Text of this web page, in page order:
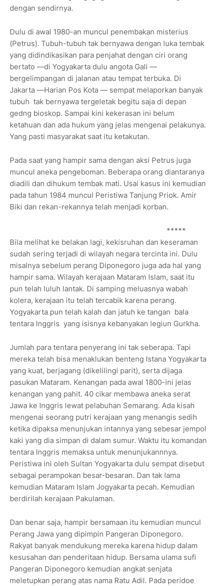
dengan sendirnya.
Dulu di awal 1980-an muncul penembakan misterius
(Petrus). Tubuh-tubuh tak bernyawa dengan luka tembak
yang didindikasikan para penjahat dengan ciri orang
bertato —di Yogyakarta dulu angota Gali —
bergelimpangan di jalanan atau tempat terbuka. Di
Jakarta —Harian Pos Kota — sempat melaporkan banyak
tubuh tak bernyawa tergeletak begitu saja di depan
gedng bioskop. Sampai kini kekerasan ini belum
ketahuan dan ada hukum yang jelas mengenai pelakunya.
Yang pasti masyarakat saat itu ketakutan.
Pada saat yang hampir sama dengan aksi Petrus juga
muncul aneka pengeboman. Beberapa orang diantaranya
diadili dan dihukum tembak mati. Usai kasus ini kemudian
pada tahun 1984 muncul Peristiwa Tanjung Priok. Amir
Biki dan rekan-rekannya telah menjadi korban.
*****
Bila melihat ke belakan lagi, kekisruhan dan keseraman
sudah sering terjadi di wilayah negara tercinta ini. Dulu
misalnya sebelum perang Diponegoro juga ada hal yang
hampir sama. Wilayah kerajaan Mataram Islam, saat itu
pun telah luluh lantak. Di samping meluasnya wabah
kolera, kerajaan itu telah tercabik karena perang.
Yogyakarta pun telah kalah dan jatuh ke tangan bala
tentara Inggris yang isisnya kebanyakan legiun Gurkha.
Jumlah para tentara penyerang ini tak seberapa. Tapi
mereka telah bisa menaklukan benteng Istana Yogyakarta
yang kuat, berjagang (dikelilingi parit), serta dijaga
pasukan Mataram. Kenangan pada awal 1800-ini jelas
kenangan yang pahit. 40 cikar membawa aneka serat
Jawa ke Inggris lewat pelabuhan Semarang. Ada kisah
mengenai seorang putri kerajaan yang menangis sedih
ketika dipaksa menunjukan intannya yang sebesar jempol
kaki yang dia simpan di dalam sumur. Waktu itu komandan
tentara Inggris memaksa untuk menunjukannnya.
Peristiwa ini oleh Sultan Yogyakarta dulu sempat disebut
sebagai perampokan besar-besaran. Dan tak lama
kemudian Mataram Islam Jogyakarta pecah. Kemudian
berdirilah kerajaan Pakulaman.
Dan benar saja, hampir bersamaan itu kemudian muncul
Perang Jawa yang dipimpin Pangeran Diponegoro.
Rakyat banyak mendukung mereka karena hidup dalam
kesusahan dan penderitaan hidup. Bersama ulama sufi
Pangeran Diponegoro kemudian angkat senjata
meletupkan perang atas nama Ratu Adil. Pada peridoe